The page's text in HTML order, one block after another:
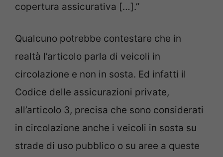
copertura assicurativa […].”
Qualcuno potrebbe contestare che in
realtà l’articolo parla di veicoli in
circolazione e non in sosta. Ed infatti il
Codice delle assicurazioni private,
all’articolo 3, precisa che sono considerati
in circolazione anche i veicoli in sosta su
strade di uso pubblico o su aree a queste